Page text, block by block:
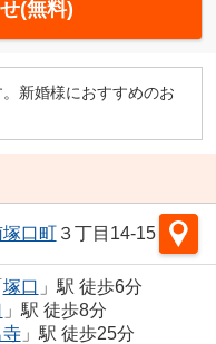
(無料)
新婚様におすすめのお
口町３丁目14-15
塚口 」駅 徒歩6分
」駅 徒歩8分
」駅 徒歩25分